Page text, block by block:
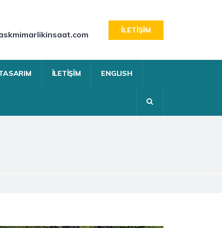
İLETIŞIM
İLETIŞIM ENGLISH